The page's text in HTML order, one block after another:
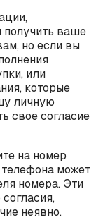
ваше
но если вы
или
которые
личную
свое согласие
на номер
может
номера. Эти
неявно.